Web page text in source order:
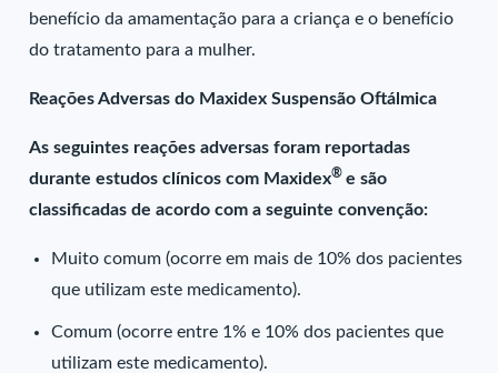
benefício da amamentação para a criança e o benefício
do tratamento para a mulher.
Reações Adversas do Maxidex Suspensão Oftálmica
As seguintes reações adversas foram reportadas
durante estudos clínicos com Maxidex® e são
classificadas de acordo com a seguinte convenção:
Muito comum (ocorre em mais de 10% dos pacientes
que utilizam este medicamento).
Comum (ocorre entre 1% e 10% dos pacientes que
utilizam este medicamento).